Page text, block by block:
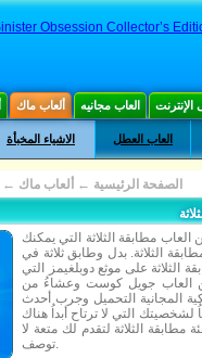
Obsession Collector’s
ألعاب ماك العاب مجانيه الإنترنت
الاشياء المخبأة العاب العطل
الصفحة الرئيسية ← ألعاب ماك ←
مطابقة الثلاثة التي يمكنك
الثلاثة. بدل وطابق ثلاثة في
الثلاثة على موثع دوبلغيمز التي
من العاب جويل كوست وعشاءُ من
المجانية التحميل وجرب أحدث
لشخصيتك التي لا ترتاح أبداُ هناك
مطابقة الثلاثة لتقدم لك متعة لا
توصف.